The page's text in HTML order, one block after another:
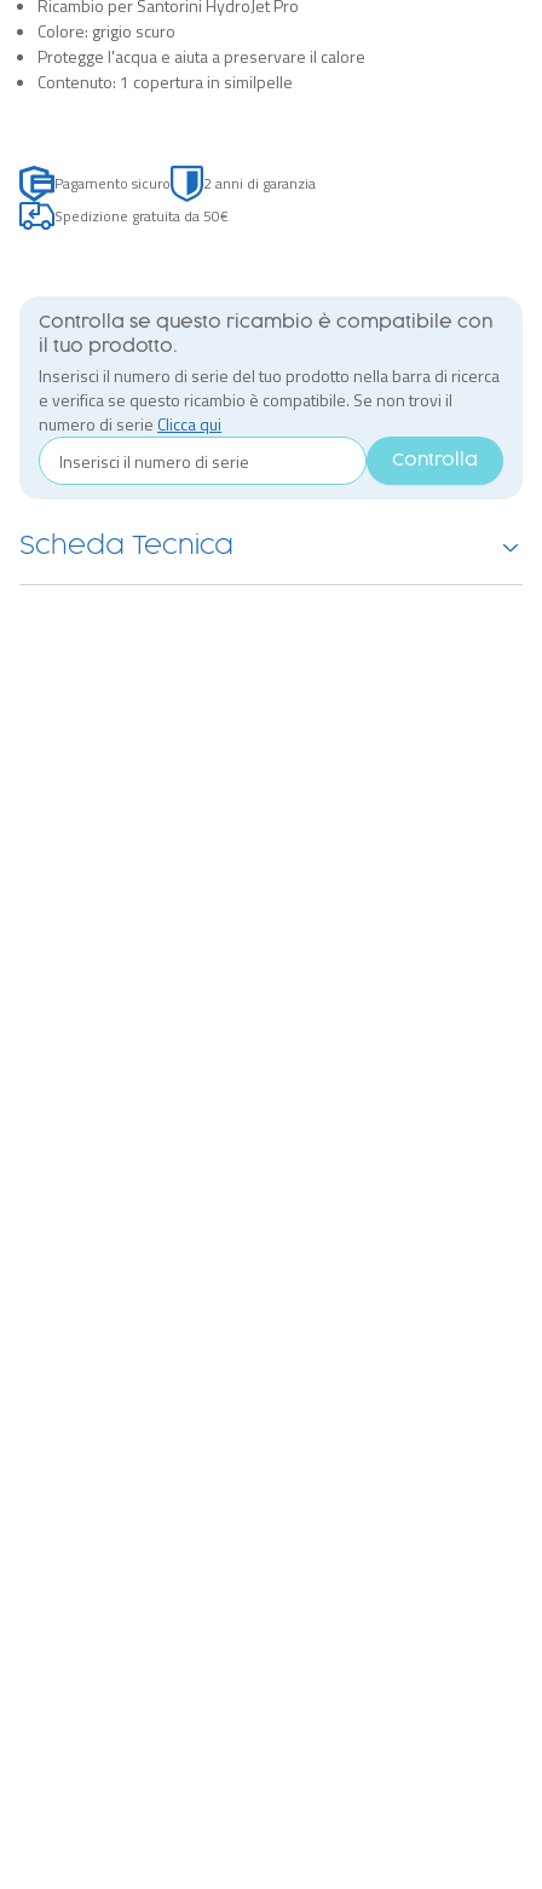
Ricambio per Santorini HydroJet Pro
Colore: grigio scuro
Protegge l'acqua e aiuta a preservare il calore
Contenuto: 1 copertura in similpelle
Pagamento sicuro
2 anni di garanzia
Spedizione gratuita da 50€
Controlla se questo ricambio è compatibile con
il tuo prodotto.
Inserisci il numero di serie del tuo prodotto nella barra di ricerca
e verifica se questo ricambio è compatibile. Se non trovi il
numero di serie Clicca qui
Controlla
Scheda Tecnica